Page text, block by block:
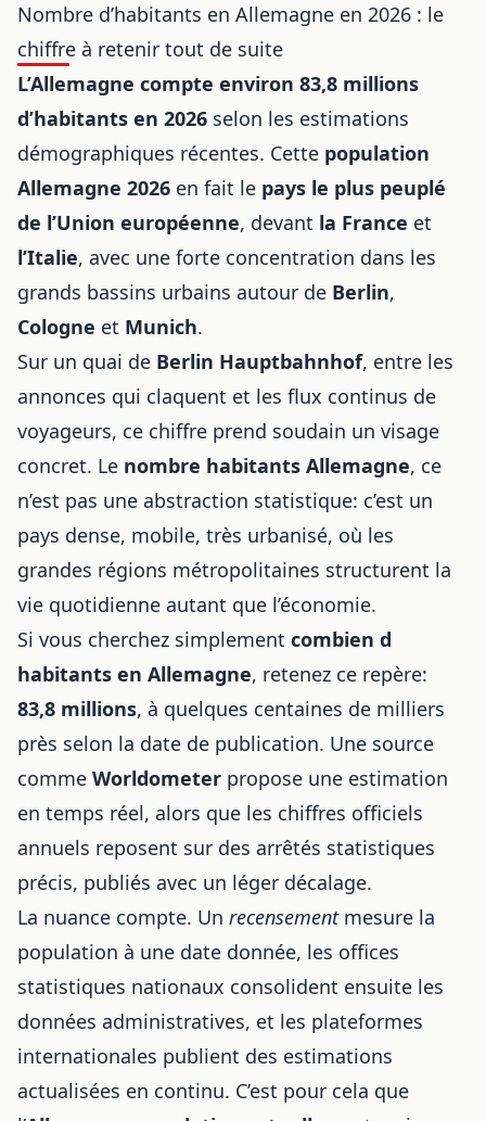
Nombre d’habitants en Allemagne en 2026 : le
chiffre à retenir tout de suite
L’Allemagne compte environ 83,8 millions
d’habitants en 2026 selon les estimations
démographiques récentes. Cette population
Allemagne 2026 en fait le pays le plus peuplé
de l’Union européenne, devant la France et
l’Italie, avec une forte concentration dans les
grands bassins urbains autour de Berlin,
Cologne et Munich.
Sur un quai de Berlin Hauptbahnhof, entre les
annonces qui claquent et les flux continus de
voyageurs, ce chiffre prend soudain un visage
concret. Le nombre habitants Allemagne, ce
n’est pas une abstraction statistique: c’est un
pays dense, mobile, très urbanisé, où les
grandes régions métropolitaines structurent la
vie quotidienne autant que l’économie.
Si vous cherchez simplement combien d
habitants en Allemagne, retenez ce repère:
83,8 millions, à quelques centaines de milliers
près selon la date de publication. Une source
comme Worldometer propose une estimation
en temps réel, alors que les chiffres officiels
annuels reposent sur des arrêtés statistiques
précis, publiés avec un léger décalage.
La nuance compte. Un recensementmesure la
population à une date donnée, les offices
statistiques nationaux consolident ensuite les
données administratives, et les plateformes
internationales publient des estimations
actualisées en continu. C’est pour cela que